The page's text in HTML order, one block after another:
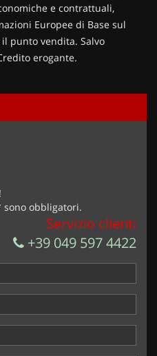
privacy*
miei dati per finalità di
richiesta
e contrattuali,
Europee di Base sul
punto vendita. Salvo
erogante.
sono obbligatori.
Servizio clienti
+39 049 597 4422